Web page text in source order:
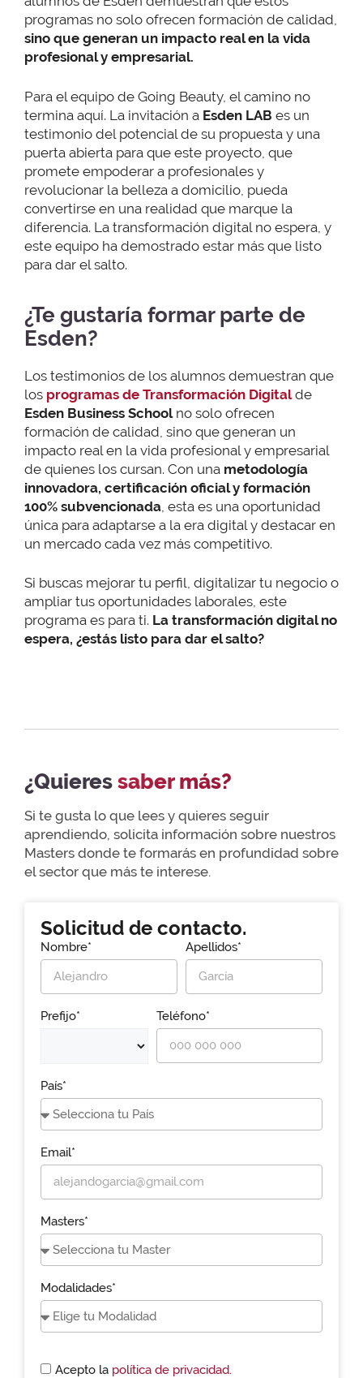
programas no solo ofrecen formación de calidad,
sino que generan un impacto real en la vida
profesional y empresarial.
Para el equipo de Going Beauty, el camino no
termina aquí. La invitación a Esden LAB es un
testimonio del potencial de su propuesta y una
puerta abierta para que este proyecto, que
promete empoderar a profesionales y
revolucionar la belleza a domicilio, pueda
convertirse en una realidad que marque la
diferencia. La transformación digital no espera, y
este equipo ha demostrado estar más que listo
para dar el salto.
¿Te gustaría formar parte de
Esden?
Los testimonios de los alumnos demuestran que
los programas de Transformación Digitalde
Esden Business Schoolno solo ofrecen
formación de calidad, sino que generan un
impacto real en la vida profesional y empresarial
de quienes los cursan. Con una metodología
innovadora, certificación oficial y formación
100% subvencionada , esta es una oportunidad
única para adaptarse a la era digital y destacar en
un mercado cada vez más competitivo.
Si buscas mejorar tu perfil, digitalizar tu negocio o
ampliar tus oportunidades laborales, este
programa es para ti. La transformación digital no
espera, ¿estás listo para dar el salto?
¿Quieressaber más?
Si te gusta lo que lees y quieres seguir
aprendiendo, solicita información sobre nuestros
Masters donde te formarás en profundidad sobre
el sector que más te interese.
Solicitud de contacto.
Nombre* Apellidos*
Prefijo* Teléfono*
País*
Email*
Masters*
Modalidades*
Acepto la política de privacidad.